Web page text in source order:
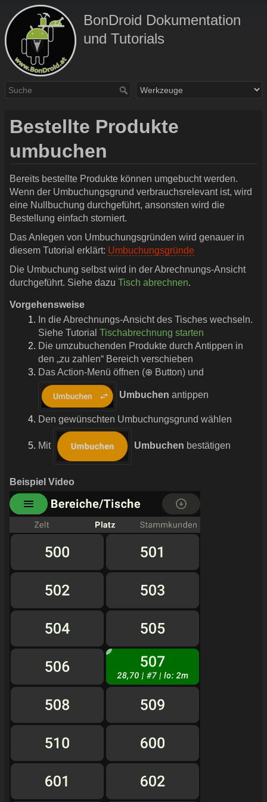
BonDroid Dokumentation
und Tutorials
Bestellte Produkte
umbuchen
Bereits bestellte Produkte können umgebucht werden.
Wenn der Umbuchungsgrund verbrauchsrelevant ist, wird
eine Nullbuchung durchgeführt, ansonsten wird die
Bestellung einfach storniert.
Das Anlegen von Umbuchungsgründen wird genauer in
diesem Tutorial erklärt: Umbuchungsgründe
Die Umbuchung selbst wird in der Abrechnungs-Ansicht
durchgeführt. Siehe dazu Tisch abrechnen.
Vorgehensweise
In die Abrechnungs-Ansicht des Tisches wechseln.
Siehe Tutorial Tischabrechnung starten
Die umzubuchenden Produkte durch Antippen in
den „zu zahlen“ Bereich verschieben
Das Action-Menü öffnen (⊕ Button) und
Umbuchen antippen
Den gewünschten Umbuchungsgrund wählen
Mit Umbuchen bestätigen
Beispiel Video